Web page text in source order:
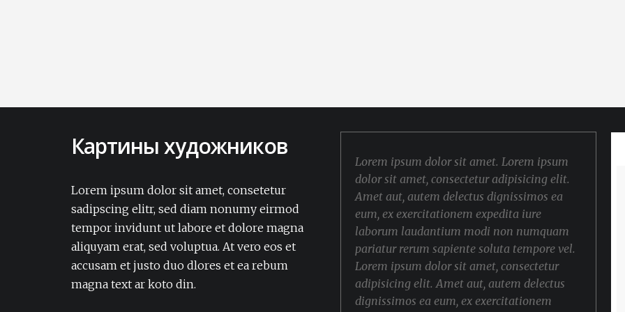
Картины художников
Lorem ipsum dolor sit amet, consetetur
sadipscing elitr, sed diam nonumy eirmod
tempor invidunt ut labore et dolore magna
aliquyam erat, sed voluptua. At vero eos et
accusam et justo duo dlores et ea rebum
magna text ar koto din.
Lorem ipsum dolor sit amet, consectetur
dignissimos ea eum, ex exercitationem
expedita iure laborum laudantium modi
non numquam pariatur rerum sapiente
soluta tempore vel.Lorem ipsum dolor sit
amet, consectetur adipisicing elit. Amet aut,
autem delectus dignissimos ea eum, ex
Lorem ipsum dolor sit amet. Lorem ipsum
dolor sit amet, consectetur adipisicing elit.
Amet aut, autem delectus dignissimos ea
eum, ex exercitationem expedita iure
laborum laudantium modi non numquam
pariatur rerum sapiente soluta tempore vel.
Lorem ipsum dolor sit amet, consectetur
adipisicing elit. Amet aut, autem delectus
dignissimos ea eum, ex exercitationem